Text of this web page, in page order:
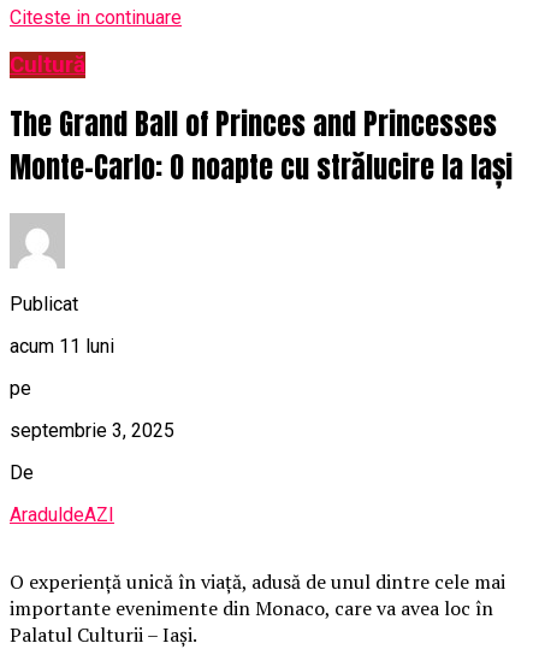
Citeste in continuare
Cultură
The Grand Ball of Princes and Princesses
Monte-Carlo: O noapte cu strălucire la Iași
Publicat
acum 11 luni
pe
septembrie 3, 2025
De
AraduldeAZI
O experiență unică în viață, adusă de unul dintre cele mai
importante evenimente din Monaco, care va avea loc în
Palatul Culturii – Iași.